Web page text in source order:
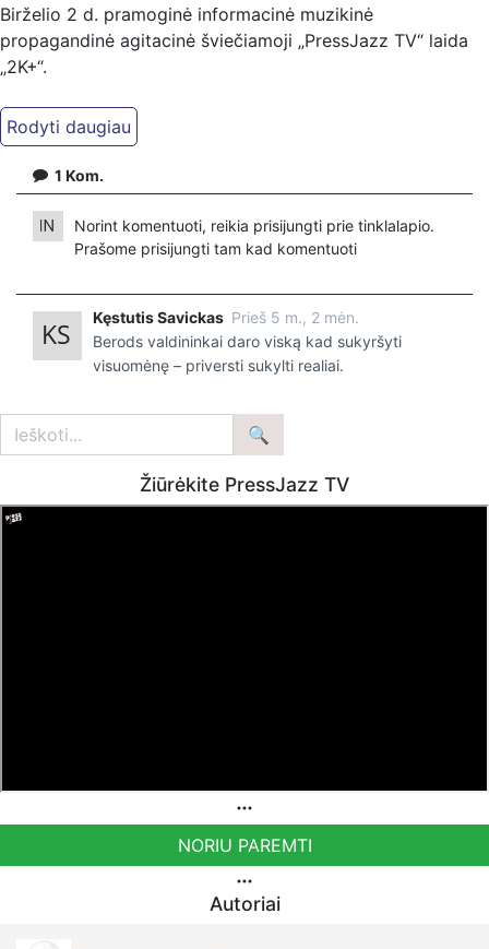
Birželio 2 d. pramoginė informacinė muzikinė
propagandinė agitacinė šviečiamoji „PressJazz TV“ laida
„2K+“.
1 Kom.
Norint komentuoti, reikia prisijungti prie tinklalapio.
Prašome prisijungti tam kad komentuoti
Kęstutis Savickas Prieš 5 m., 2 mėn.
Berods valdininkai daro viską kad sukyršyti
visuomėnę – priversti sukylti realiai.
Žiūrėkite PressJazz TV
NORIU PAREMTI
Autoriai